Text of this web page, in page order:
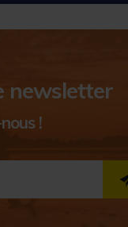
newsletter
!